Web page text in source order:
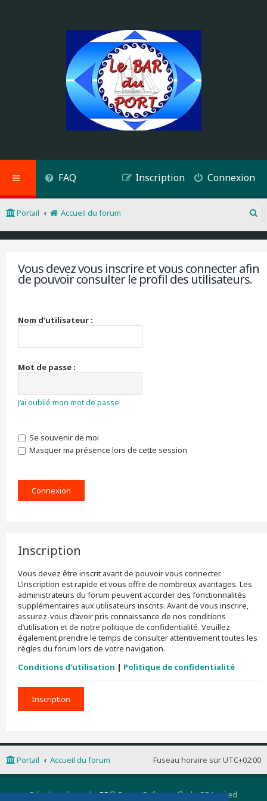
FAQ Connexion
Inscription
Portail
Accueil du forum
e
Vous devez vous inscrire et vous connecter afin
de pouvoir consulter le profil des utilisateurs.
Nom d’utilisateur :
Mot de passe :
J’ai oublié mon mot de passe
Se souvenir de moi
Masquer ma présence lors de cette session
Inscription
Vous devez être inscrit avant de pouvoir vous connecter.
L’inscription est rapide et vous offre de nombreux avantages. Les
administrateurs du forum peuvent accorder des fonctionnalités
supplémentaires aux utilisateurs inscrits. Avant de vous inscrire,
assurez-vous d’avoir pris connaissance de nos conditions
d’utilisation et de notre politique de confidentialité. Veuillez
également prendre le temps de consulter attentivement toutes les
règles du forum lors de votre navigation.
Conditions d’utilisation | Politique de confidentialité
Inscription
Fuseau horaire surUTC+02:00
Portail Accueil du forum
Développé parphpBB® Forum Software © phpBB Limited